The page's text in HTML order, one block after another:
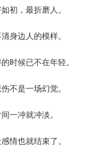
初，最折磨人。
身边人的模样。
时候已不在年轻。
不是一场幻觉。
一冲就冲淡。
情也就结束了。